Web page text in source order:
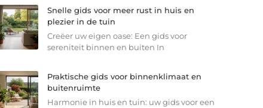
Snelle gids voor meer rust in huis en
plezier in de tuin
Creëer uw eigen oase: Een gids voor
sereniteit binnen en buiten In
Praktische gids voor binnenklimaat en
buitenruimte
Harmonie in huis en tuin: uw gids voor een